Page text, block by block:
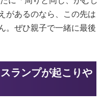
があるのなら、この先は
。ぜひ親子で一緒に最後
ランプが起こりや